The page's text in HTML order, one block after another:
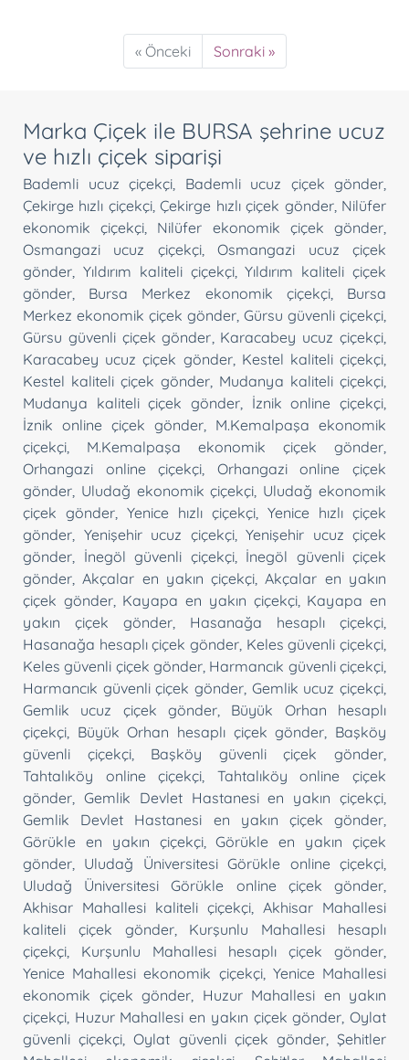
« Önceki Sonraki »
Marka Çiçek ile BURSA şehrine ucuz
ve hızlı çiçek siparişi
Bademli ucuz çiçekçi Bademli ucuz çiçek gönder
Çekirge hızlı çiçekçi,Çekirge hızlı çiçek gönder, Nilüfer
ekonomik çiçekçi
Nilüfer ekonomik çiçek gönder
Osmangazi ucuz çiçekçi,Osmangazi ucuz çiçek
gönder Yıldırım kaliteli çiçekçi,Yıldırım kaliteli çiçek
gönder
Bursa Merkez ekonomik çiçekçi, Bursa
Merkez ekonomik çiçek gönder Gürsu güvenli çiçekçi
Gürsu güvenli çiçek gönder Karacabey ucuz çiçekçi
Karacabey ucuz çiçek gönder, Kestel kaliteli çiçekçi
Kestel kaliteli çiçek gönder Mudanya kaliteli çiçekçi
Mudanya kaliteli çiçek gönder
İznik online çiçekçi
İznik online çiçek gönder
M.Kemalpaşa ekonomik
çiçekçi
M.Kemalpaşa ekonomik çiçek gönder
Orhangazi online çiçekçi
Orhangazi online çiçek
gönder Uludağ ekonomik çiçekçi Uludağ ekonomik
çiçek gönder
Yenice hızlı çiçekçi
Yenice hızlı çiçek
gönder
Yenişehir ucuz çiçekçi, Yenişehir ucuz çiçek
gönder
İnegöl güvenli çiçekçi, İnegöl güvenli çiçek
gönder ,Akçalar en yakın çiçekçi ,Akçalar en yakın
çiçek gönder, Kayapa en yakın çiçekçi, Kayapa en
yakın çiçek gönder
Hasanağa hesaplı çiçekçi
Hasanağa hesaplı çiçek gönder Keles güvenli çiçekçi
Keles güvenli çiçek gönder Harmancık güvenli çiçekçi
Harmancık güvenli çiçek gönder Gemlik ucuz çiçekçi
Gemlik ucuz çiçek gönder
Büyük Orhan hesaplı
çiçekçi
Büyük Orhan hesaplı çiçek gönder
Başköy
güvenli çiçekçi, Başköy güvenli çiçek gönder
Tahtalıköy online çiçekçi
Tahtalıköy online çiçek
gönder
Gemlik Devlet Hastanesi en yakın çiçekçi
Gemlik Devlet Hastanesi en yakın çiçek gönder
Görükle en yakın çiçekçi,Görükle en yakın çiçek
gönder
Uludağ Üniversitesi Görükle online çiçekçi
Uludağ Üniversitesi Görükle online çiçek gönder
Akhisar Mahallesi kaliteli çiçekçi
Akhisar Mahallesi
kaliteli çiçek gönder, Kurşunlu Mahallesi hesaplı
çiçekçi
Kurşunlu Mahallesi hesaplı çiçek gönder
Yenice Mahallesi ekonomik çiçekçi, Yenice Mahallesi
ekonomik çiçek gönder
Huzur Mahallesi en yakın
çiçekçi Huzur Mahallesi en yakın çiçek gönder ,Oylat
güvenli çiçekçi ,Oylat güvenli çiçek gönder,Şehitler